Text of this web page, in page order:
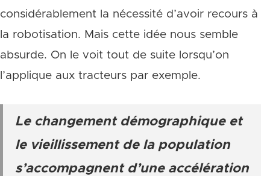
considérablement la nécessité d’avoir recours à
la robotisation. Mais cette idée nous semble
absurde. On le voit tout de suite lorsqu’on
l’applique aux tracteurs par exemple.
Le changement démographique et
le vieillissement de la population
s’accompagnent d’une accélération